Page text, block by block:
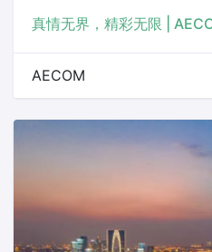
真情无界，精彩无限 |
AECOM